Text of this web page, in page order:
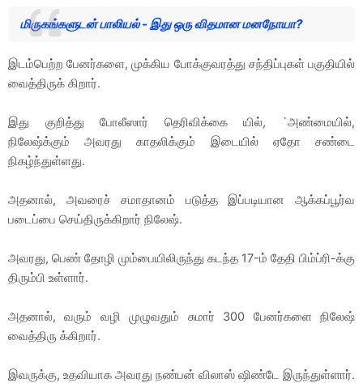
மிருகங்களுடன் பாலியல் - இது ஒரு விதமான மனநோயா?
இடம்பெற்ற பேனர்களை, முக்கிய போக்குவரத்து சந்திப்புகள் பகுதியில்
வைத்திருக் கிறார்.
இது குறித்து போலீஸார் தெரிவிக்கை யில், `அண்மையில்,
நிலேஷ்க்கும் அவரது காதலிக்கும் இடையில் ஏதோ சண்டை
நிகழ்ந்துள்ளது.
அதனால், அவரைச் சமாதானம் படுத்த இப்படியான ஆக்கப்பூர்வ
படைப்பை செய்திருக்கிறார் நிலேஷ்.
அவரது, பெண் தோழி மும்பையிலிருந்து கடந்த 17-ம் தேதி பிம்ப்ரி-க்கு
திரும்பி உள்ளார்.
அதனால், வரும் வழி முழுவதும் சுமார் 300 பேனர்களை நிலேஷ்
வைத்திரு க்கிறார்.
இவருக்கு, உதவியாக அவரது நண்பன் விலாஸ் ஷிண்டே இருந்துள்ளார்.